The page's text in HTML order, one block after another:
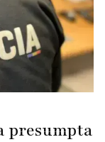
presumpta